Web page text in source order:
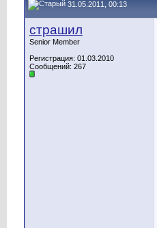
31.05.2011, 00:13
страшил
Senior Member
Регистрация: 01.03.2010
Сообщений: 267